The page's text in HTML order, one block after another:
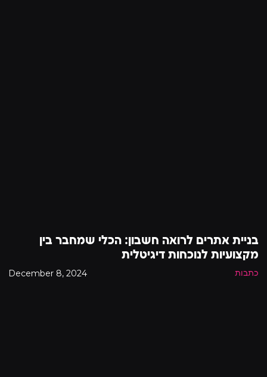
בניית אתרים לרואה חשבון: הכלי שמחבר בין
מקצועיות לנוכחות דיגיטלית
כתבות December 8, 2024